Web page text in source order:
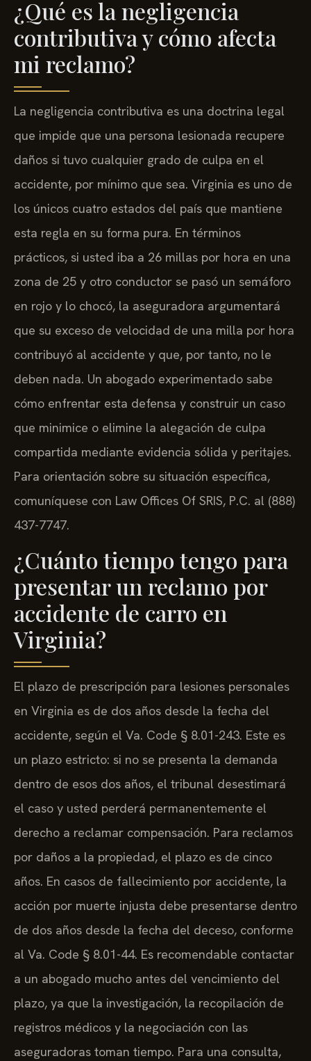
¿Qué es la negligencia
contributiva y cómo afecta
mi reclamo?
La negligencia contributiva es una doctrina legal
que impide que una persona lesionada recupere
daños si tuvo cualquier grado de culpa en el
accidente, por mínimo que sea. Virginia es uno de
los únicos cuatro estados del país que mantiene
esta regla en su forma pura. En términos
prácticos, si usted iba a 26 millas por hora en una
zona de 25 y otro conductor se pasó un semáforo
en rojo y lo chocó, la aseguradora argumentará
que su exceso de velocidad de una milla por hora
contribuyó al accidente y que, por tanto, no le
deben nada. Un abogado experimentado sabe
cómo enfrentar esta defensa y construir un caso
que minimice o elimine la alegación de culpa
compartida mediante evidencia sólida y peritajes.
Para orientación sobre su situación específica,
comuníquese con Law Offices Of SRIS, P.C. al (888)
437-7747.
¿Cuánto tiempo tengo para
presentar un reclamo por
accidente de carro en
Virginia?
El plazo de prescripción para lesiones personales
en Virginia es de dos años desde la fecha del
accidente, según el Va. Code § 8.01-243. Este es
un plazo estricto: si no se presenta la demanda
dentro de esos dos años, el tribunal desestimará
el caso y usted perderá permanentemente el
derecho a reclamar compensación. Para reclamos
por daños a la propiedad, el plazo es de cinco
años. En casos de fallecimiento por accidente, la
acción por muerte injusta debe presentarse dentro
de dos años desde la fecha del deceso, conforme
al Va. Code § 8.01-44. Es recomendable contactar
a un abogado mucho antes del vencimiento del
plazo, ya que la investigación, la recopilación de
registros médicos y la negociación con las
aseguradoras toman tiempo. Para una consulta,